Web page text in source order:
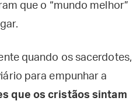
que o “mundo melhor”
quando os sacerdotes,
para empunhar a
que os cristãos sintam